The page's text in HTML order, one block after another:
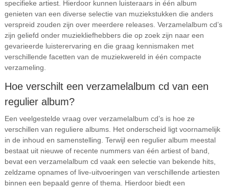
specifieke artiest. Hierdoor kunnen luisteraars in één album
genieten van een diverse selectie van muziekstukken die anders
verspreid zouden zijn over meerdere releases. Verzamelalbum cd’s
zijn geliefd onder muziekliefhebbers die op zoek zijn naar een
gevarieerde luisterervaring en die graag kennismaken met
verschillende facetten van de muziekwereld in één compacte
verzameling.
Hoe verschilt een verzamelalbum cd van een
regulier album?
Een veelgestelde vraag over verzamelalbum cd’s is hoe ze
verschillen van reguliere albums. Het onderscheid ligt voornamelijk
in de inhoud en samenstelling. Terwijl een regulier album meestal
bestaat uit nieuwe of recente nummers van één artiest of band,
bevat een verzamelalbum cd vaak een selectie van bekende hits,
zeldzame opnames of live-uitvoeringen van verschillende artiesten
binnen een bepaald genre of thema. Hierdoor biedt een